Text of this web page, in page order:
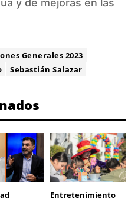
y de mejoras en las
Generales 2023
Sebastián Salazar
Entretenimiento